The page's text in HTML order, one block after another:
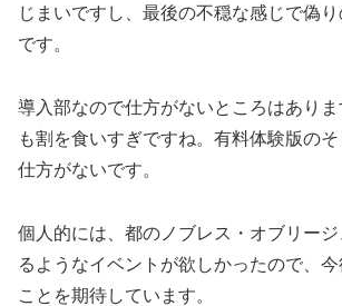
じまいですし、最後の不穏な感じで偽
です。
導入部なので仕方がないところはあり
も割を食いすぎですね。有料体験版の
仕方がないです。
個人的には、都のノブレス・オブリー
るようなイベントが欲しかったので、
ことを期待しています。